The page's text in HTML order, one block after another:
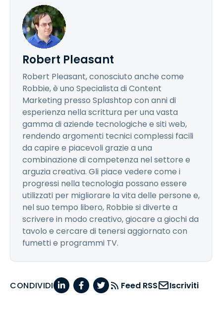
Robert Pleasant
Robert Pleasant, conosciuto anche come
Robbie, è uno Specialista di Content
Marketing presso Splashtop con anni di
esperienza nella scrittura per una vasta
gamma di aziende tecnologiche e siti web,
rendendo argomenti tecnici complessi facili
da capire e piacevoli grazie a una
combinazione di competenza nel settore e
arguzia creativa. Gli piace vedere come i
progressi nella tecnologia possano essere
utilizzati per migliorare la vita delle persone e,
nel suo tempo libero, Robbie si diverte a
scrivere in modo creativo, giocare a giochi da
tavolo e cercare di tenersi aggiornato con
fumetti e programmi TV.
CONDIVIDI Feed RSS Iscriviti